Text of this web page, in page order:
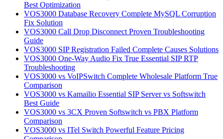
Best Optimization
VOS3000 Database Recovery Complete MySQL Corruption
Fix Solution
VOS3000 Call Drop Disconnect Proven Troubleshooting
Guide
VOS3000 SIP Registration Failed Complete Causes Solutions
VOS3000 One-Way Audio Fix True Essential SIP RTP
Troubleshooting
VOS3000 vs VoIPSwitch Complete Wholesale Platform True
Comparison
VOS3000 vs Kamailio Essential SIP Server vs Softswitch
Best Guide
VOS3000 vs 3CX Proven Softswitch vs PBX Platform
Comparison
VOS3000 vs ITel Switch Powerful Feature Pricing